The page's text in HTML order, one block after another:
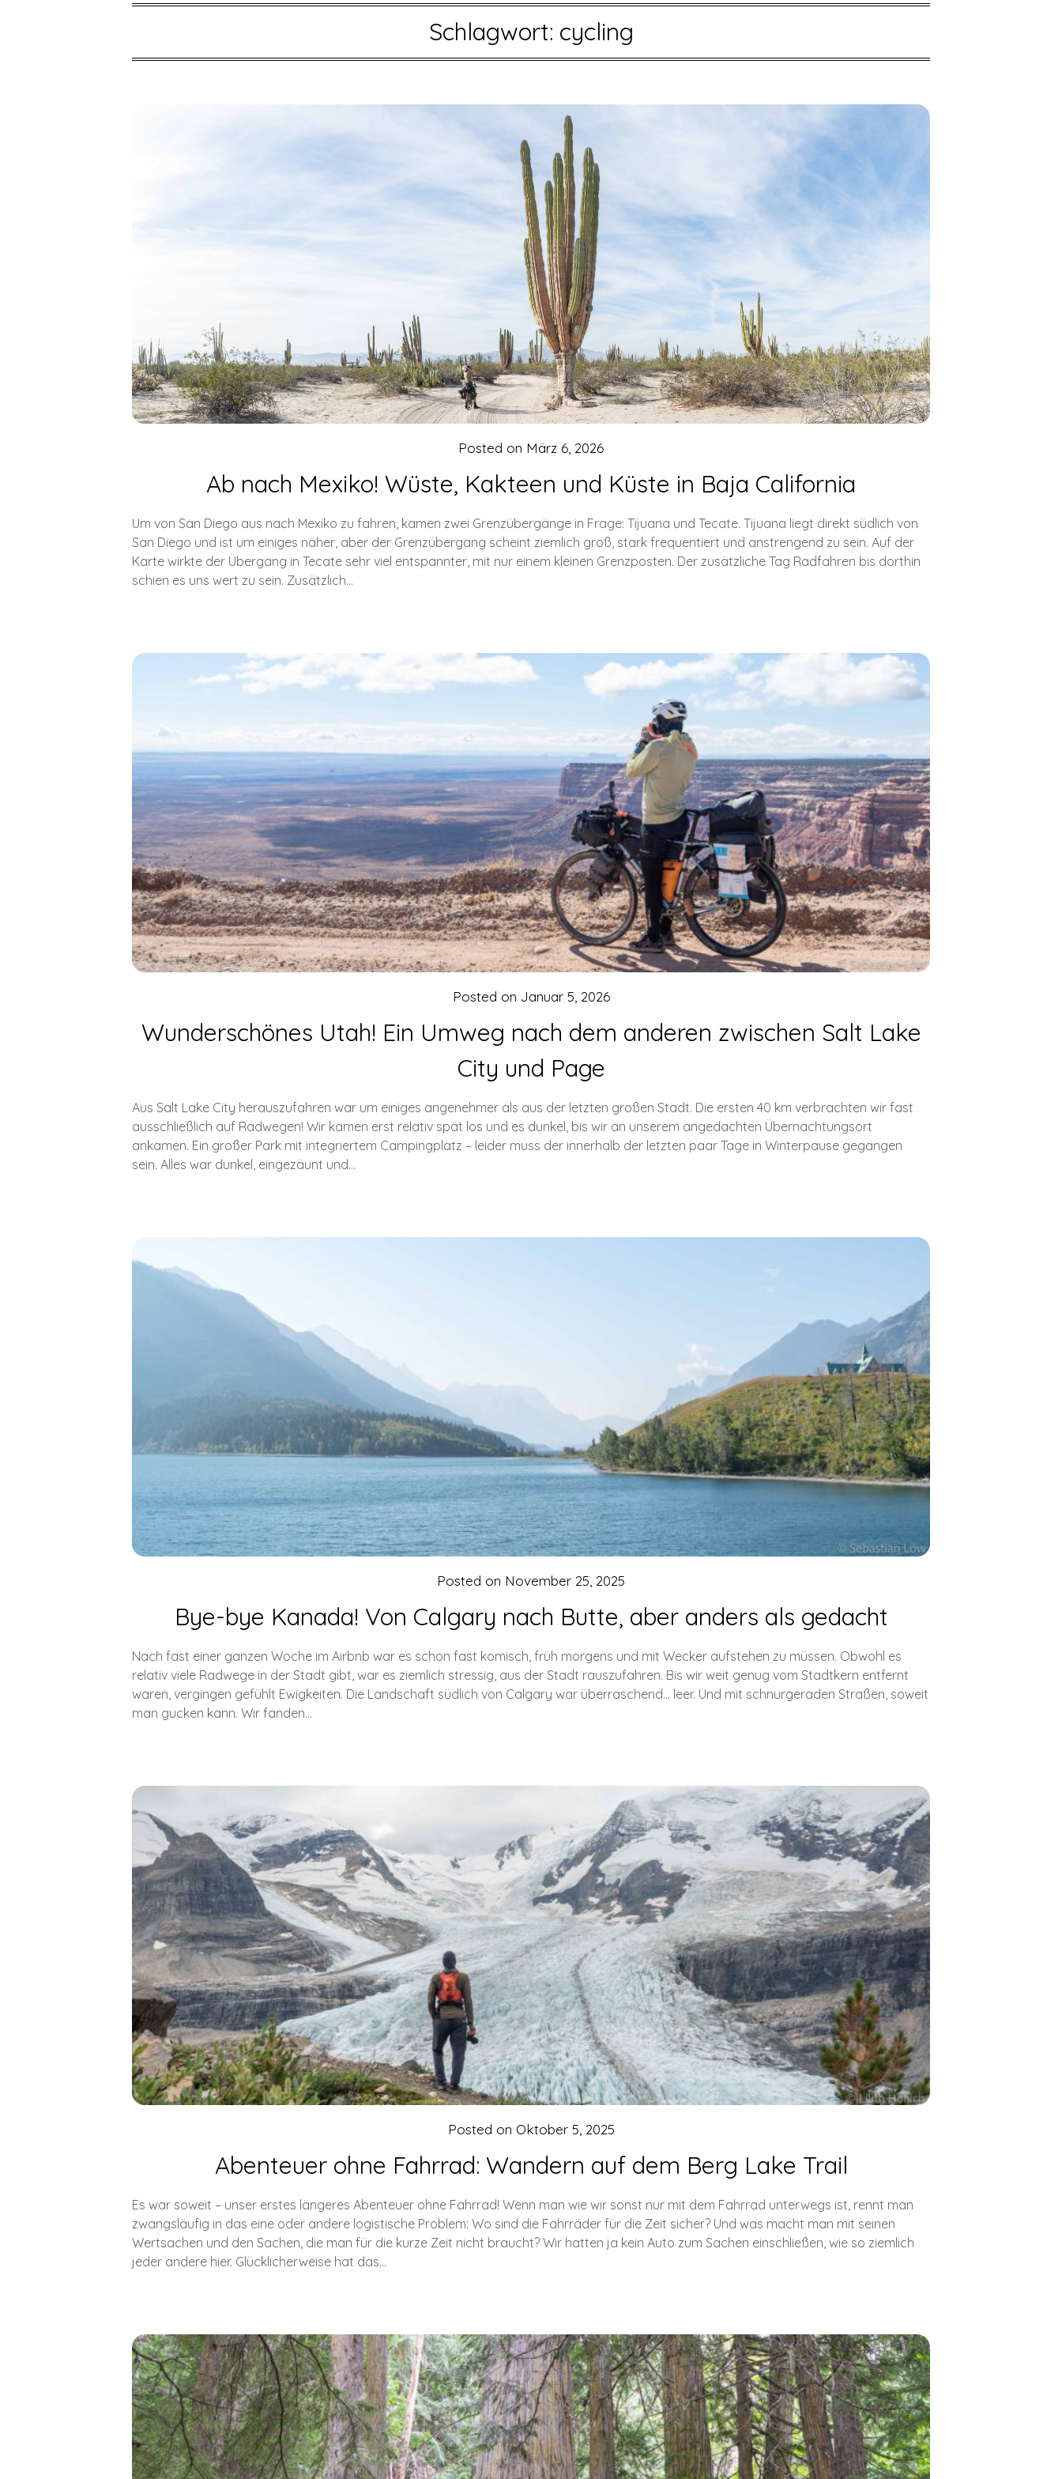
Schlagwort: cycling
Ab nach Mexiko! Wüste, Kakteen und Küste in Baja California
Posted on März 6, 2026
Um von San Diego aus nach Mexiko zu fahren, kamen zwei Grenzübergänge in Frage: Tijuana und Tecate. Tijuana liegt direkt südlich von
San Diego und ist um einiges näher, aber der Grenzübergang scheint ziemlich groß, stark frequentiert und anstrengend zu sein. Auf der
Karte wirkte der Übergang in Tecate sehr viel entspannter, mit nur einem kleinen Grenzposten. Der zusätzliche Tag Radfahren bis dorthin
schien es uns wert zu sein. Zusätzlich…
Wunderschönes Utah! Ein Umweg nach dem anderen zwischen Salt Lake
City und Page
Posted on Januar 5, 2026
Aus Salt Lake City herauszufahren war um einiges angenehmer als aus der letzten großen Stadt. Die ersten 40 km verbrachten wir fast
ausschließlich auf Radwegen! Wir kamen erst relativ spät los und es dunkel, bis wir an unserem angedachten Übernachtungsort
ankamen. Ein großer Park mit integriertem Campingplatz – leider muss der innerhalb der letzten paar Tage in Winterpause gegangen
sein. Alles war dunkel, eingezäunt und…
Bye-bye Kanada! Von Calgary nach Butte, aber anders als gedacht
Posted on November 25, 2025
Nach fast einer ganzen Woche im Airbnb war es schon fast komisch, früh morgens und mit Wecker aufstehen zu müssen. Obwohl es
relativ viele Radwege in der Stadt gibt, war es ziemlich stressig, aus der Stadt rauszufahren. Bis wir weit genug vom Stadtkern entfernt
waren, vergingen gefühlt Ewigkeiten. Die Landschaft südlich von Calgary war überraschend… leer. Und mit schnurgeraden Straßen, soweit
man gucken kann. Wir fanden…
Abenteuer ohne Fahrrad: Wandern auf dem Berg Lake Trail
Posted on Oktober 5, 2025
Es war soweit – unser erstes längeres Abenteuer ohne Fahrrad! Wenn man wie wir sonst nur mit dem Fahrrad unterwegs ist, rennt man
zwangsläufig in das eine oder andere logistische Problem: Wo sind die Fahrräder für die Zeit sicher? Und was macht man mit seinen
Wertsachen und den Sachen, die man für die kurze Zeit nicht braucht? Wir hatten ja kein Auto zum Sachen einschließen, wie so ziemlich
jeder andere hier. Glücklicherweise hat das…